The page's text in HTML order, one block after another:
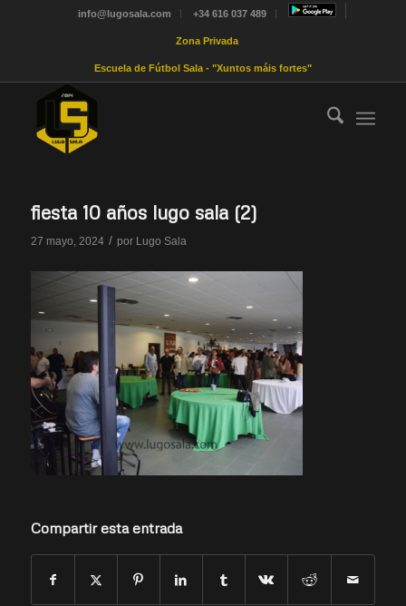
info@lugosala.com +34 616 037 489
Zona Privada
Escuela de Fútbol Sala - "Xuntos máis fortes"
fiesta 10 años lugo sala (2)
27 mayo, 2024 / por Lugo Sala
Compartir esta entrada